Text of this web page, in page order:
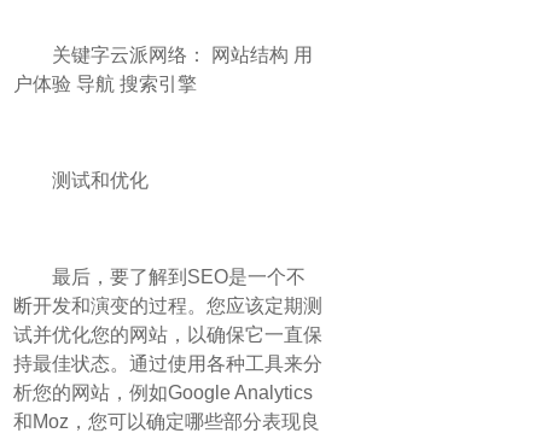
关键字云派网络： 网站结构 用
户体验 导航 搜索引擎
测试和优化
最后，要了解到SEO是一个不
断开发和演变的过程。您应该定期测
试并优化您的网站，以确保它一直保
持最佳状态。通过使用各种工具来分
析您的网站，例如Google Analytics
和Moz，您可以确定哪些部分表现良